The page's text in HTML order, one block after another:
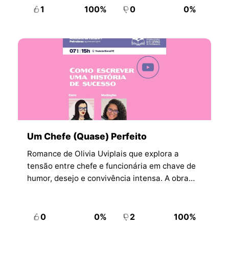
1 100% 0 0%
Um Chefe (Quase) Perfeito
Romance de Olivia Uviplais que explora a
tensão entre chefe e funcionária em chave de
humor, desejo e convivência intensa. A obra
0 0% 2 100%